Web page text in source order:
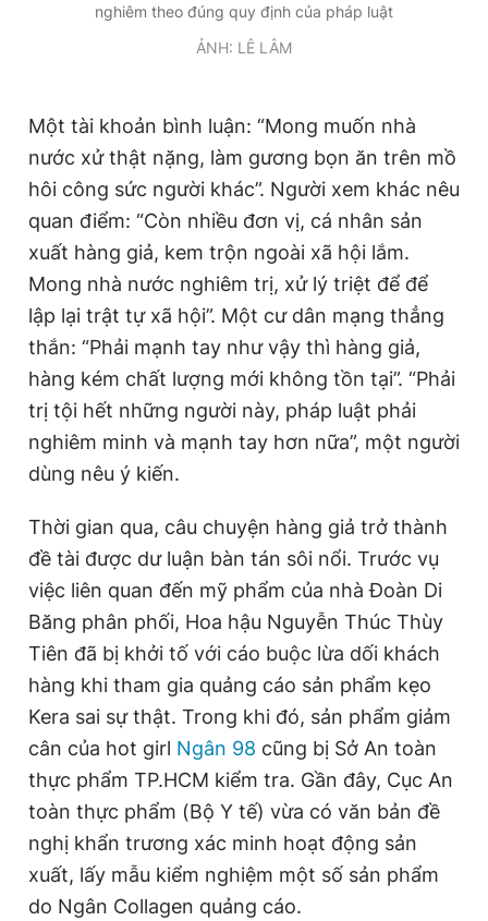
nghiêm theo đúng quy định của pháp luật
ẢNH: LÊ LÂM
Một tài khoản bình luận: “Mong muốn nhà
nước xử thật nặng, làm gương bọn ăn trên mồ
hôi công sức người khác”. Người xem khác nêu
quan điểm: “Còn nhiều đơn vị, cá nhân sản
xuất hàng giả, kem trộn ngoài xã hội lắm.
Mong nhà nước nghiêm trị, xử lý triệt để để
lập lại trật tự xã hội”. Một cư dân mạng thẳng
thắn: “Phải mạnh tay như vậy thì hàng giả,
hàng kém chất lượng mới không tồn tại”. “Phải
trị tội hết những người này, pháp luật phải
nghiêm minh và mạnh tay hơn nữa”, một người
dùng nêu ý kiến.
Thời gian qua, câu chuyện hàng giả trở thành
đề tài được dư luận bàn tán sôi nổi. Trước vụ
việc liên quan đến mỹ phẩm của nhà Đoàn Di
Băng phân phối, Hoa hậu Nguyễn Thúc Thùy
Tiên đã bị khởi tố với cáo buộc lừa dối khách
hàng khi tham gia quảng cáo sản phẩm kẹo
Kera sai sự thật. Trong khi đó, sản phẩm giảm
cân của hot girl Ngân 98 cũng bị Sở An toàn
thực phẩm TP.HCM kiểm tra. Gần đây, Cục An
toàn thực phẩm (Bộ Y tế) vừa có văn bản đề
nghị khẩn trương xác minh hoạt động sản
xuất, lấy mẫu kiểm nghiệm một số sản phẩm
do Ngân Collagen quảng cáo.